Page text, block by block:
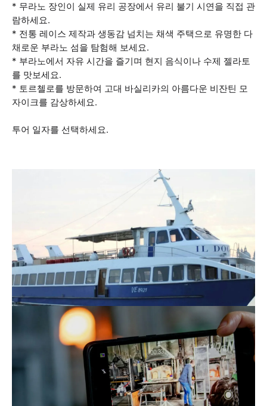
* 무라노 장인이 실제 유리 공장에서 유리 불기 시연을 직접 관
람하세요.
* 전통 레이스 제작과 생동감 넘치는 채색 주택으로 유명한 다
채로운 부라노 섬을 탐험해 보세요.
* 부라노에서 자유 시간을 즐기며 현지 음식이나 수제 젤라토
를 맛보세요.
* 토르첼로를 방문하여 고대 바실리카의 아름다운 비잔틴 모
자이크를 감상하세요.
투어 일자를 선택하세요.